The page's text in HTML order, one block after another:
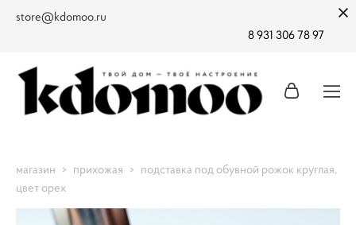
store@kdomoo.ru
8 931 306 78 97
магазин > прихожая > подставка под обувной рожок круглая,
цвет орех